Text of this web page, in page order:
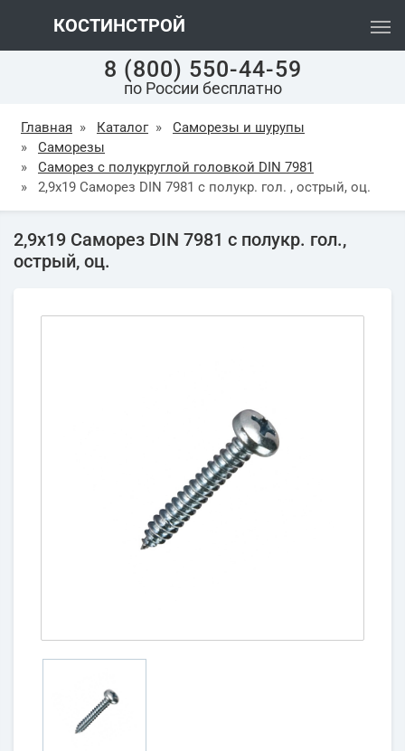
КОСТИНСТРОЙ
8 (800) 550-44-59
по России бесплатно
Главная » Каталог »
Саморезы и шурупы
»
Саморезы
»
Саморез с полукруглой головкой DIN 7981
»
2,9х19 Саморез DIN 7981 с полукр. гол. , острый, оц.
2,9х19 Саморез DIN 7981 с полукр. гол.,
острый, оц.